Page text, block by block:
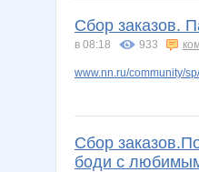
Сбор заказов.
в 08:18 933
www.nn.ru/community/
Сбор
боди с